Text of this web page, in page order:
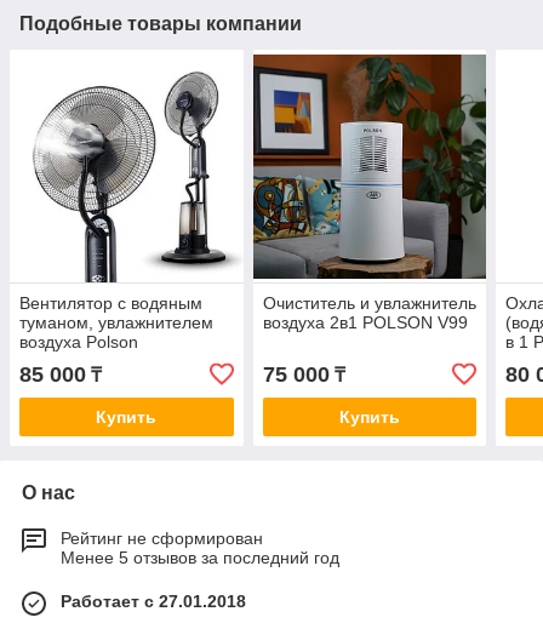
Подобные товары компании
Вентилятор с водяным
туманом, увлажнителем
воздуха Polson
85 000 ₸
Купить
Очиститель и увлажнитель
воздуха 2в1 POLSON V99
75 000₸
Купить
в 1
80
О нас
Рейтинг не сформирован
Менее 5 отзывов за последний год
Работает с 27.01.2018